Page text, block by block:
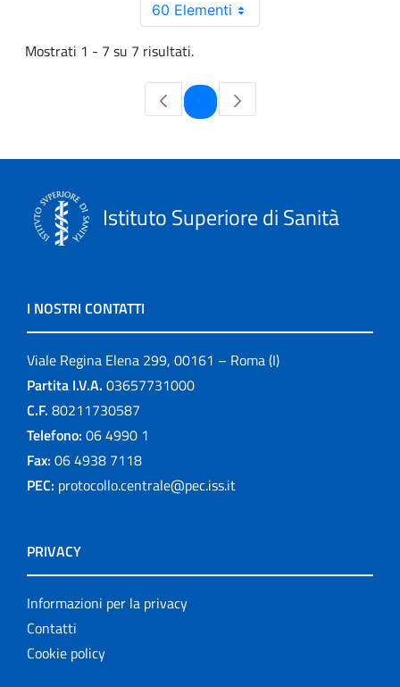
60 Elementi
Mostrati 1 - 7 su 7 risultati.
Pagina
Istituto Superiore di Sanità
I NOSTRI CONTATTI
Viale Regina Elena 299, 00161 – Roma (I)
Partita I.V.A. 03657731000
C.F. 80211730587
Telefono: 06 4990 1
Fax: 06 4938 7118
PEC: protocollo.centrale@pec.iss.it
PRIVACY
Informazioni per la privacy
Contatti
Cookie policy